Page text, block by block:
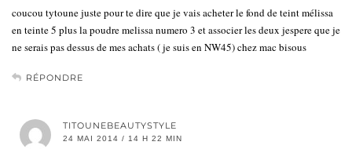
coucou tytoune juste pour te dire que je vais acheter le fond de teint mélissa
en teinte 5 plus la poudre melissa numero 3 et associer les deux jespere que je
ne serais pas dessus de mes achats ( je suis en NW45) chez mac bisous
RÉPONDRE
TITOUNEBEAUTYSTYLE
24 MAI 2014 / 14 H 22 MIN